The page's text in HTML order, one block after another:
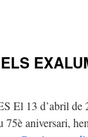
13 d’abril de
75è aniversari,